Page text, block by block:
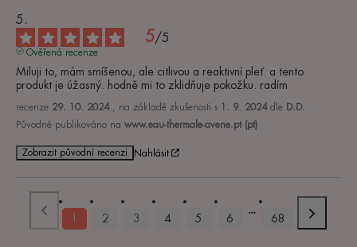
5/5
Ověřená recenze
Miluji to, mám smíšenou, ale citlivou a reaktivní pleť. a tento
produkt je úžasný. hodně mi to zklidňuje pokožku. radím
recenze 29. 10. 2024 , na základě zkušenosti s 1. 9. 2024 dle D.D.
Původně publikováno na www.eau-thermale-avene.pt (pt)
Zobrazit původní recenzi Nahlásit
2 3 4 5 6 68